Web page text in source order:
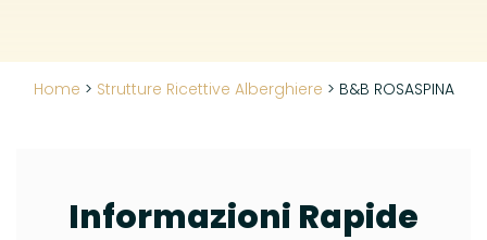
Home > Strutture Ricettive Alberghiere > B&B ROSASPINA
Informazioni Rapide